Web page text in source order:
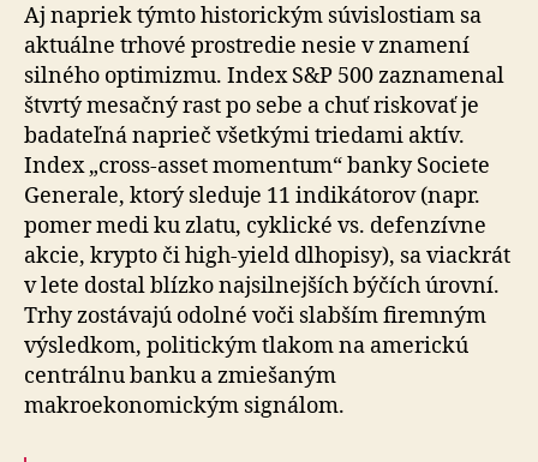
Aj napriek týmto historickým súvislostiam sa
aktuálne trhové prostredie nesie v znamení
silného optimizmu. Index S&P 500 zaznamenal
štvrtý mesačný rast po sebe a chuť riskovať je
badateľná naprieč všetkými triedami aktív.
Index „cross-asset momentum“ banky Societe
Generale, ktorý sleduje 11 indikátorov (napr.
pomer medi ku zlatu, cyklické vs. defenzívne
akcie, krypto či high-yield dlhopisy), sa viackrát
v lete dostal blízko naj­sil­nej­ších býčích úrovní.
Trhy zostávajú odolné voči slabším firemným
výsledkom, politickým tlakom na americkú
centrálnu banku a zmiešaným
makroekonomickým signálom.